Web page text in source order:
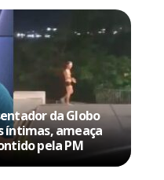
da Globo
íntimas, ameaça
pela PM